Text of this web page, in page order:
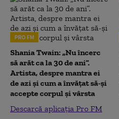
PRO FM
Shania Twain: „Nu încerc
să arăt ca la 30 de ani”.
Artista, despre mantra ei
de azi și cum a învățat să-și
accepte corpul și vârsta
Descarcă aplicația Pro FM